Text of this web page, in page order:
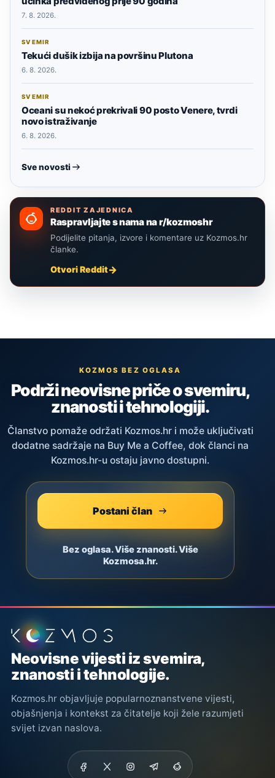
7. 8. 2026.
SVEMIR
Tekući dušik izbija na površinu Plutona
6. 8. 2026.
SVEMIR
Oceani su nekoć prekrivali 90 posto Venere, tvrdi
novo istraživanje
6. 8. 2026.
Sve novosti
REDDIT ZAJEDNICA
Raspravljajte s nama na r/kozmoshr
Podijelite pitanja, izvore i komentare uz Kozmos.hr
članke.
Otvori Reddit
KOZMOS BEZ OGLASA
Podrži neovisne priče o svemiru,
znanosti i tehnologiji.
Članstvo pomaže održati Kozmos.hr i može uključivati
dodatne sadržaje na Buy Me a Coffee, dok članci na
Kozmos.hr-u ostaju javno dostupni.
Postani član
Bez oglasa. Više znanosti. Više
Kozmosa.hr.
Podnožje stranice
Neovisne vijesti iz svemira,
znanosti i tehnologije.
Kozmos.hr objavljuje popularnoznanstvene vijesti,
objašnjenja i kontekst za čitatelje koji žele razumjeti
svijet izvan naslova.